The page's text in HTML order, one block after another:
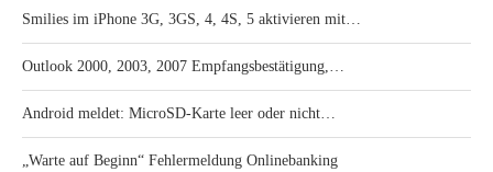
Smilies im iPhone 3G, 3GS, 4, 4S, 5 aktivieren mit…
Outlook 2000, 2003, 2007 Empfangsbestätigung,…
Android meldet: MicroSD-Karte leer oder nicht…
„Warte auf Beginn“ Fehlermeldung Onlinebanking